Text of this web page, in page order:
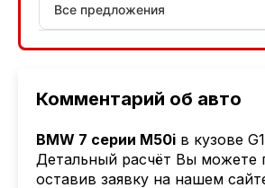
Комментарий об авто
BMW 7 серии M50i в кузове
Детальный расчёт Вы можете
оставив заявку на нашем
Все предложения
АСБ лизинг
Лизинг: BYN 17% | USD 7.99% | EUR
Также доступен кредит "Проще простого"